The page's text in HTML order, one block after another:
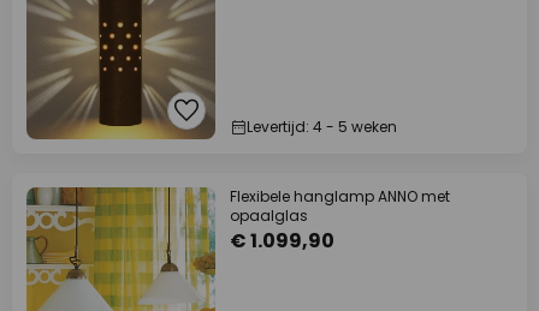
Levertijd: 4 - 5 weken
Flexibele hanglamp ANNO met
opaalglas
€ 1.099,90